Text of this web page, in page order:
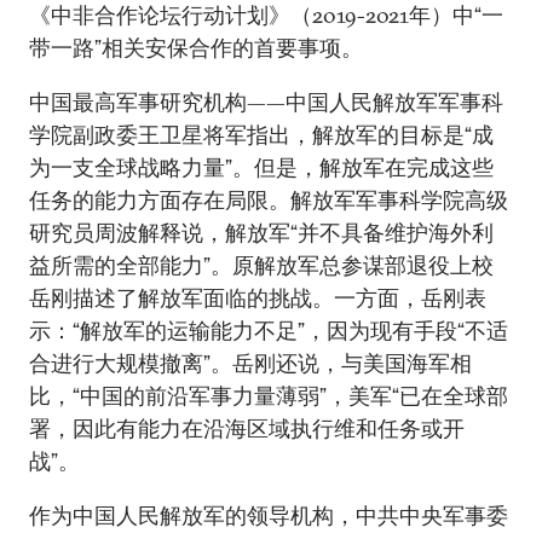
《中非合作论坛行动计划》（2019-2021年）中“一
带一路”相关安保合作的首要事项。
中国最高军事研究机构——中国人民解放军军事科
学院副政委王卫星将军指出，解放军的目标是“成
为一支全球战略力量”。但是，解放军在完成这些
任务的能力方面存在局限。解放军军事科学院高级
研究员周波解释说，解放军“并不具备维护海外利
益所需的全部能力”。原解放军总参谋部退役上校
岳刚描述了解放军面临的挑战。一方面，岳刚表
示：“解放军的运输能力不足”，因为现有手段“不适
合进行大规模撤离”。岳刚还说，与美国海军相
比，“中国的前沿军事力量薄弱”，美军“已在全球部
署，因此有能力在沿海区域执行维和任务或开
战”。
作为中国人民解放军的领导机构，中共中央军事委